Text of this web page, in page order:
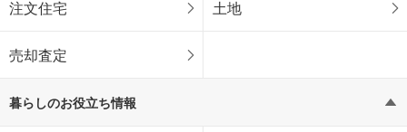
注文住宅 土地
売却査定
暮らしのお役立ち情報